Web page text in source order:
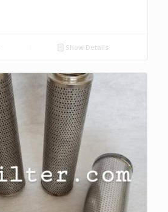
Show Details